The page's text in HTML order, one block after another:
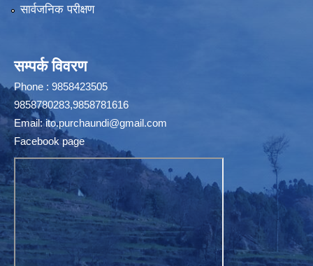
सार्वजनिक परीक्षण
सम्पर्क विवरण
Phone : 9858423505
9858780283,9858781616
Email:ito.purchaundi@gmail.com
Facebook page